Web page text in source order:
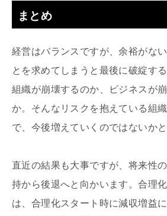
まとめ
経営はバランスですが、余裕がな
とを求めてしまうと最後に破綻す
組織が崩壊するのか、ビジネスが
か。そんなリスクを抱えている組
で、今後増えていくのではないか
直近の結果も大事ですが、将来性
持から後退へと向かいます。合理
は、合理化スタート時に減収増益